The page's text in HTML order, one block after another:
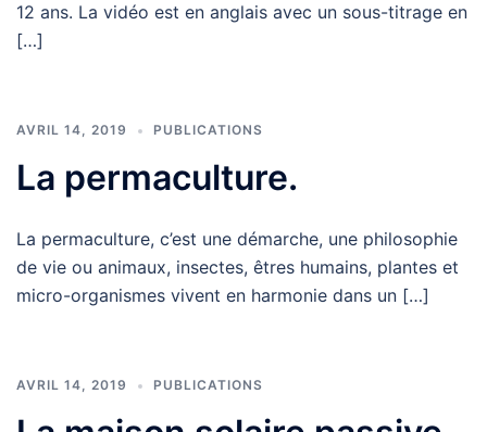
12 ans. La vidéo est en anglais avec un sous-titrage en
[…]
AVRIL 14, 2019 PUBLICATIONS
La permaculture.
La permaculture, c’est une démarche, une philosophie
de vie ou animaux, insectes, êtres humains, plantes et
micro-organismes vivent en harmonie dans un […]
AVRIL 14, 2019 PUBLICATIONS